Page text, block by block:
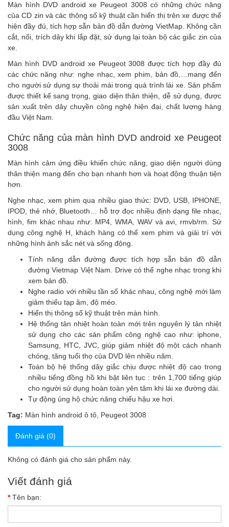
Màn hình DVD android xe Peugeot 3008có những chức năng
của CD zin và các thông số kỹ thuật cần hiển thị trên xe được thể
hiện đầy đủ, tích hợp sẵn bản đồ dẫn đường VietMap. Không cần
cắt, nối, trích dây khi lắp đặt, sử dụng lại toàn bộ các giắc zin của
xe.
Màn hình DVD android xe Peugeot 3008 được tích hợp đầy đủ
các chức năng như: nghe nhạc, xem phim, bản đồ,…mang đến
cho người sử dụng sự thoải mái trong quá trình lái xe. Sản phẩm
được thiết kế sang trọng, giao diện thân thiện, dễ sử dụng, được
sản xuất trên dây chuyền công nghệ hiện đại, chất lượng hàng
đầu Việt Nam.
Chức năng của màn hình DVD android xe Peugeot
3008
Màn hình cảm ứng điều khiển chức năng, giao diện người dùng
thân thiện mang đến cho bạn nhanh hơn và hoạt động thuận tiện
hơn.
Nghe nhạc, xem phim qua nhiều giao thức: DVD, USB, IPHONE,
IPOD, thẻ nhớ, Bluetooth… hỗ trợ đọc nhiều định dạng file nhạc,
hình, fim khác nhau như: MP4, WMA, WAV và avi, rmvb/rm. Sử
dụng công nghệ H, khách hàng có thể xem phim và giải trí với
những hình ảnh sắc nét và sống động.
Tính năng dẫn đường được tích hợp sẵn bản đồ dẫn
đường Vietmap Việt Nam. Drive có thể nghe nhạc trong khi
xem bản đồ.
Nghe radio với nhiều tần số khác nhau, công nghệ mới làm
giảm thiểu tạp âm, độ méo.
Hiển thị thông số kỹ thuật trên màn hình.
Hệ thống tản nhiệt hoàn toàn mới trên nguyên lý tản nhiệt
sử dụng cho các sản phẩm công nghệ cao như: iphone,
Samsung, HTC, JVC, giúp giảm nhiệt độ một cách nhanh
chóng, tăng tuổi thọ của DVD lên nhiều năm.
Toàn bộ hệ thống dây giắc chịu được nhiệt độ cao trong
nhiều tiếng đồng hồ khi bật liên tục : trên 1,700 tiếng giúp
cho người sử dụng hoàn toàn yên tâm khi lái xe đường dài.
Tự động ủng hộ chức năng chiếu hậu xe hơi.
Tag: Màn hình android ô tô Peugeot 3008
Đánh giá (0)
Không có đánh giá cho sản phẩm này.
Viết đánh giá
Tên bạn: